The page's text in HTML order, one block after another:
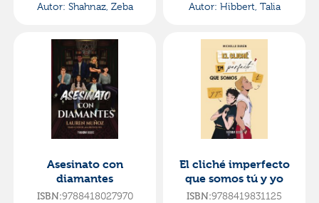
Autor: Shahnaz, Zeba
Autor: Hibbert, Talia
Asesinato con
diamantes
ISBN:9788418027970
El cliché imperfecto
que somos tú y yo
ISBN:9788419831125